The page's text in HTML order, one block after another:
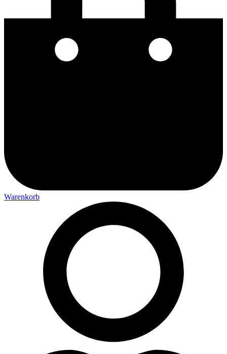
Warenkorb